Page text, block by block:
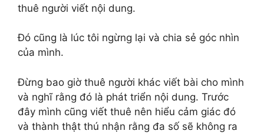
thuê người viết nội dung.
Đó cũng là lúc tôi ngừng lại và chia sẻ góc nhìn
của mình.
Đừng bao giờ thuê người khác viết bài cho mình
và nghĩ rằng đó là phát triển nội dung. Trước
đây mình cũng viết thuê nên hiểu cảm giác đó
và thành thật thú nhận rằng đa số sẽ không ra